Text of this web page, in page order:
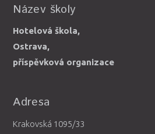
Název školy
Hotelová škola,
Ostrava,
příspěvková organizace
Adresa
Krakovská 1095/33